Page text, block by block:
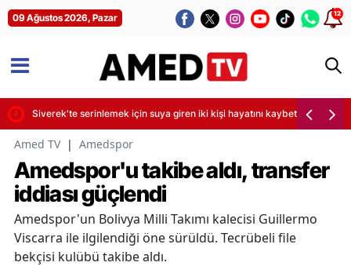
09 Ağustos 2026, Pazar 12
kişi yaralandı
Siverek'te serinlemek için suya giren iki kişi hayatını kaybetti
Amed TV | Amedspor
Amedspor'u takibe aldı, transfer
iddiası güçlendi
Amedspor'un Bolivya Milli Takımı kalecisi Guillermo
Viscarra ile ilgilendiği öne sürüldü. Tecrübeli file
bekçisi kulübü takibe aldı.